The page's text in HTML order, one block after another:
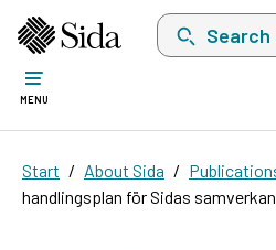
Search on
MENU
Start About Sida
handlingsplan för Sidas